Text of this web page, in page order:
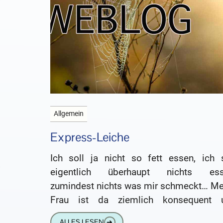
Allgemein
Express-Leiche
Ich soll ja nicht so fett essen, ich
eigentlich überhaupt nichts
zumindest nichts was mir schmeckt…
Frau ist da ziemlich konsequent
beteuert, sie überwache mein